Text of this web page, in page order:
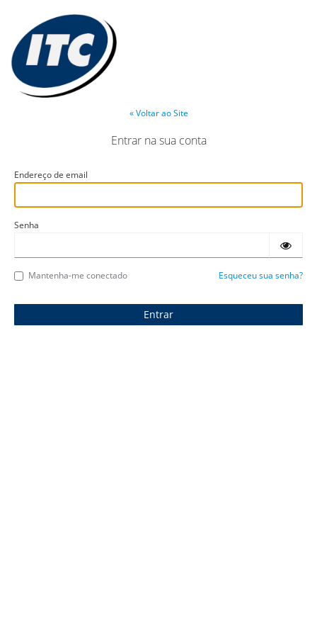
« Voltar ao Site
Entrar na sua conta
Endereço de email
Senha
Mantenha-me conectado Esqueceu sua senha?